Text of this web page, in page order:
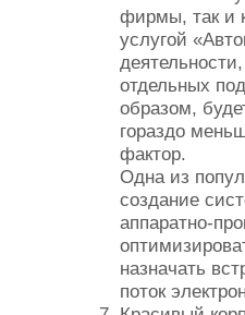
фирмы, так и
услугой
отдельных
образом,
гораздо
фактор.
Одна из
создание
аппаратно-
назначать
поток